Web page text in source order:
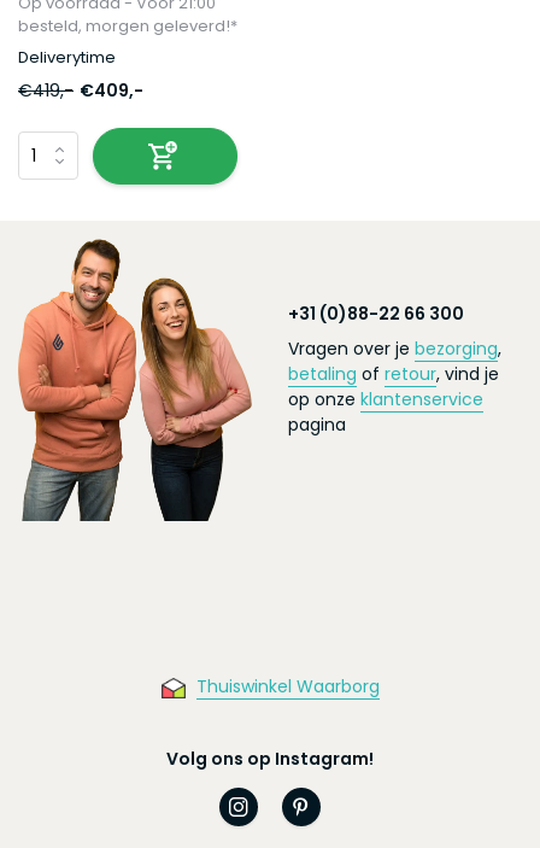
besteld, morgen geleverd!*
Deliverytime
€419,- €409,-
+31 (0)88-22 66 300
Vragen over je bezorging,
betaling of retour, vind je
op onze klantenservice
pagina
Thuiswinkel Waarborg
Volg ons op Instagram!